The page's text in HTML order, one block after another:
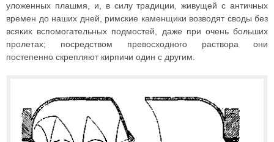
уложенных плашмя, и, в силу традиции, живущей с античных
времен до наших дней, римские каменщики возводят своды без
всяких вспомогательных подмостей, даже при очень больших
пролетах; посредством превосходного раствора они
постепенно скрепляют кирпичи один с другим.